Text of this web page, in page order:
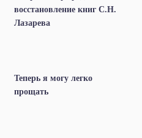
восстановление книг С.Н.
Лазарева
Теперь я могу легко
прощать